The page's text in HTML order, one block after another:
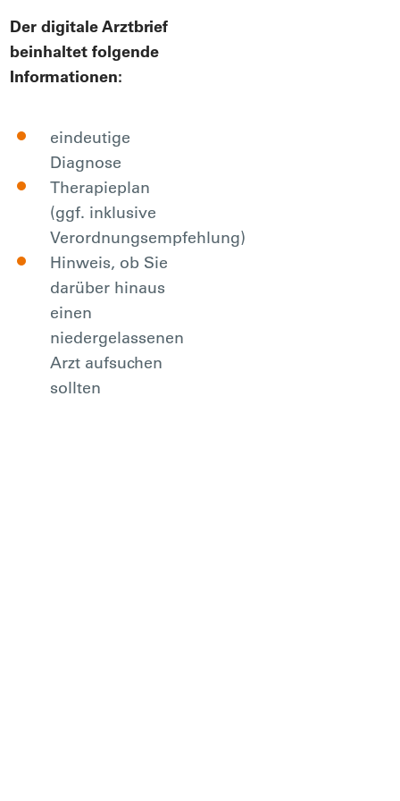
Der digitale Arztbrief
beinhaltet folgende
Informationen:
eindeutige
Diagnose
Therapieplan
(ggf. inklusive
Verordnungsempfehlung)
Hinweis, ob Sie
darüber hinaus
einen
niedergelassenen
Arzt aufsuchen
sollten